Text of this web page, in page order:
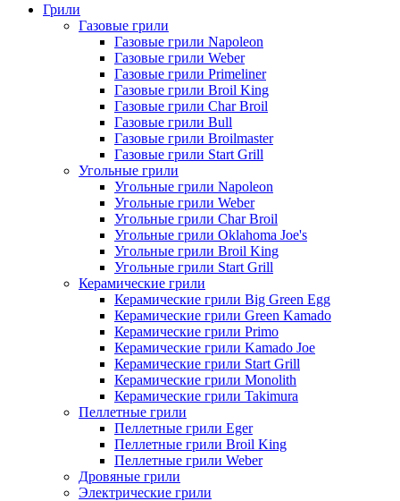
Грили
Газовые грили
Газовые грили Napoleon
Газовые грили Weber
Газовые грили Primeliner
Газовые грили Broil King
Газовые грили Char Broil
Газовые грили Bull
Газовые грили Broilmaster
Газовые грили Start Grill
Угольные грили
Угольные грили Napoleon
Угольные грили Weber
Угольные грили Char Broil
Угольные грили Oklahoma Joe's
Угольные грили Broil King
Угольные грили Start Grill
Керамические грили
Керамические грили Big Green Egg
Керамические грили Green Kamado
Керамические грили Primo
Керамические грили Kamado Joe
Керамические грили Start Grill
Керамические грили Monolith
Керамические грили Takimura
Пеллетные грили
Пеллетные грили Eger
Пеллетные грили Broil King
Пеллетные грили Weber
Дровяные грили
Электрические грили